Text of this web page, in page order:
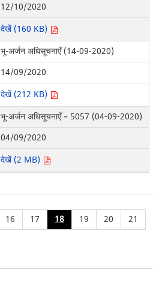
12/10/2020
देखें (160 KB)
भू-अर्जन अधिसूचनाएँ (14-09-2020)
14/09/2020
देखें (212 KB)
भू-अर्जन अधिसूचनाएँ – 5057 (04-09-2020)
04/09/2020
देखें (2 MB)
16 17 18 19 20
21